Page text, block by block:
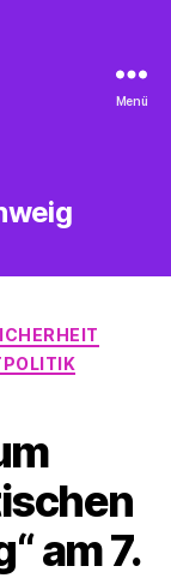
Menü
am 7.